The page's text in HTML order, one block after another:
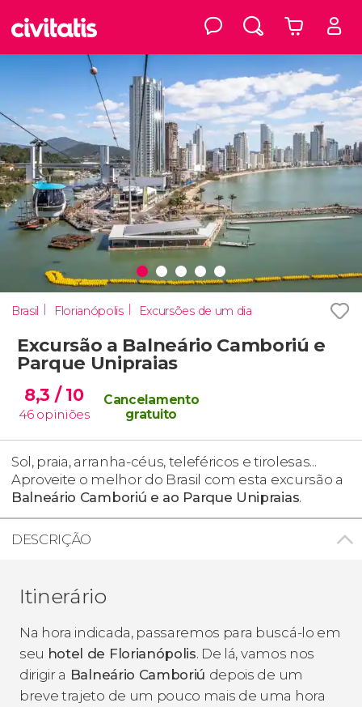
Brasil Florianópolis Excursões de um dia
Excursão a Balneário Camboriú e
Parque Unipraias
8,3 / 10
46 opiniões
Cancelamento
gratuito
Sol, praia, arranha-céus, teleféricos e tirolesas...
Aproveite o melhor do Brasil com esta excursão a
Balneário Camboriú e ao Parque Unipraias.
DESCRIÇÃO
Itinerário
Na hora indicada, passaremos para buscá-lo em
seu hotel de Florianópolis. De lá, vamos nos
dirigir a Balneário Camboriú depois de um
breve trajeto de um pouco mais de uma hora